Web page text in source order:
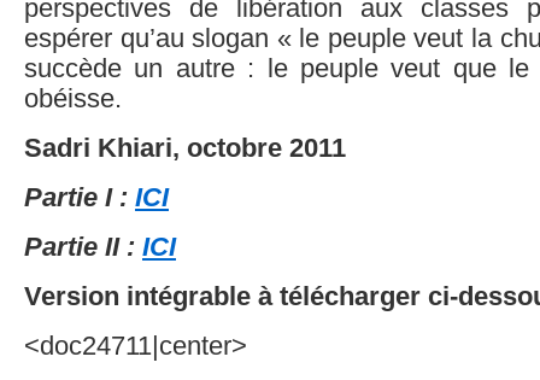
perspectives de libération aux classes
espérer qu’au slogan « le peuple veut la
succède un autre : le peuple veut que le
obéisse.
Sadri Khiari, octobre 2011
Partie I : ICI
Partie II : ICI
Version intégrable à télécharger ci-
<doc24711|center>